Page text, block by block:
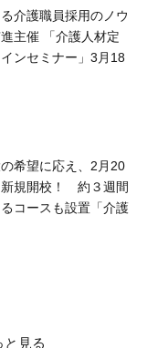
介護職員採用のノウ
主催 「介護人材定
ンセミナー」3月18
希望に応え、2月20
新規開校！ 約３週間
コースも設置「介護
と見る